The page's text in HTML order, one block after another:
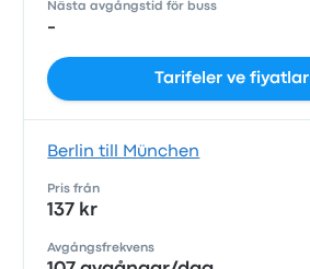
Nästa avgångstid för buss
-
Tarifeler ve fiyatlar
Berlin till München
Pris från
137 kr
Avgångsfrekvens